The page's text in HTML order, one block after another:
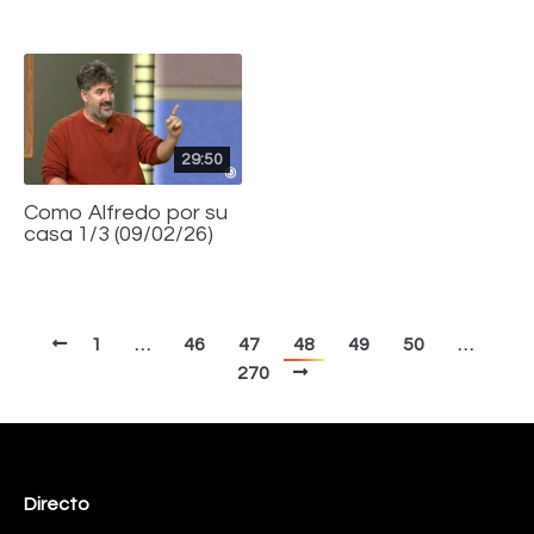
29:50
Como Alfredo por su
casa 1/3 (09/02/26)
1 … 46 47 48 49 50
…
270
Directo